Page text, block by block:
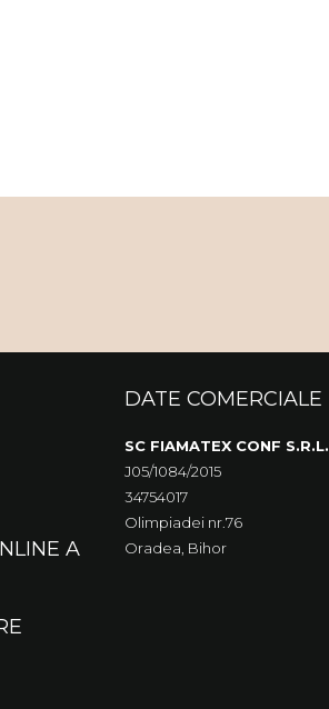
A
DATE COMERCIALE
SC FIAMATEX CONF S.R.L.
J05/1084/2015
34754017
Olimpiadei nr.76
Oradea, Bihor